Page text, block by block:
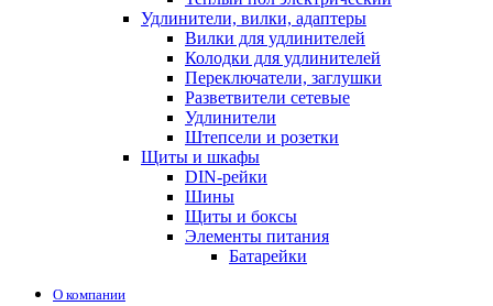
Удлинители, вилки, адаптеры
Вилки для удлинителей
Колодки для удлинителей
Переключатели, заглушки
Разветвители сетевые
Удлинители
Штепсели и розетки
Щиты и шкафы
DIN-рейки
Шины
Щиты и боксы
Элементы питания
Батарейки
О компании